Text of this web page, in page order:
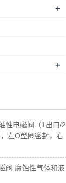
+
+
性电磁阀（1出口/2
左O型圈密封，右
阀 腐蚀性气体和液